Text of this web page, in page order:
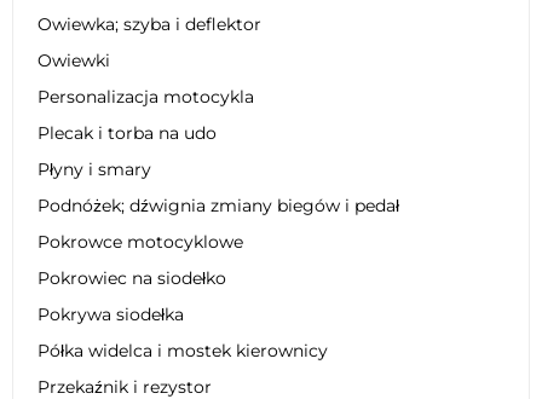
Owiewka; szyba i deflektor
Owiewki
Personalizacja motocykla
Plecak i torba na udo
Płyny i smary
Podnóżek; dźwignia zmiany biegów i pedał
Pokrowce motocyklowe
Pokrowiec na siodełko
Pokrywa siodełka
Półka widelca i mostek kierownicy
Przekaźnik i rezystor